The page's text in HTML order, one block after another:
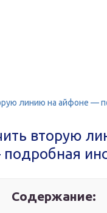
линию на айфоне —
вторую
Содержание: